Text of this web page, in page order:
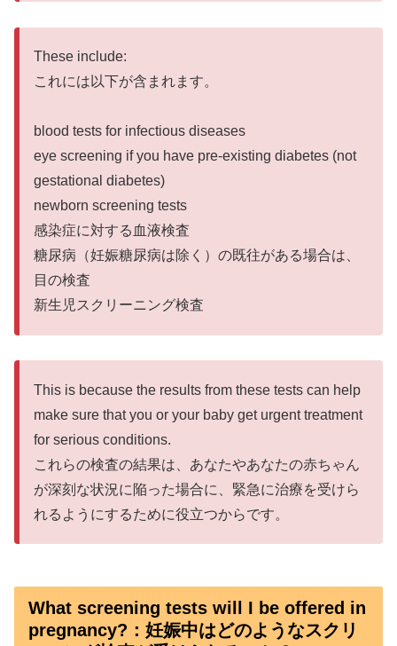
These include:
これには以下が含まれます。
blood tests for infectious diseases
eye screening if you have pre-existing diabetes (not
gestational diabetes)
newborn screening tests
感染症に対する血液検査
糖尿病（妊娠糖尿病は除く）の既往がある場合は、
目の検査
新生児スクリーニング検査
This is because the results from these tests can help
make sure that you or your baby get urgent treatment
for serious conditions.
これらの検査の結果は、あなたやあなたの赤ちゃん
が深刻な状況に陥った場合に、緊急に治療を受けら
れるようにするために役立つからです。
What screening tests will I be offered in
pregnancy?：妊娠中はどのようなスクリ